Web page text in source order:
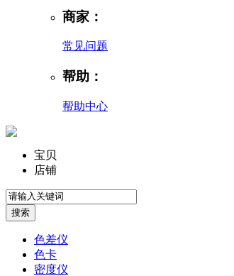
商家：
常见问题
帮助：
帮助中心
宝贝
店铺
色差仪
色卡
密度仪